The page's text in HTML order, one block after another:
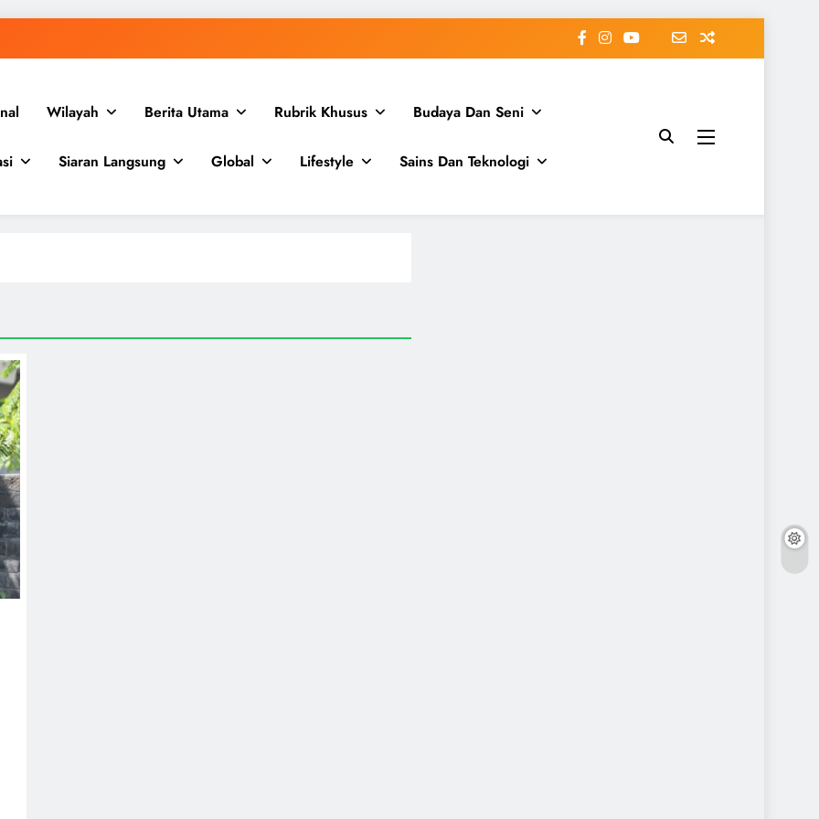
Wilayah Berita Utama Rubrik Khusus Budaya Dan Seni
Siaran Langsung Global Lifestyle Sains Dan Teknologi